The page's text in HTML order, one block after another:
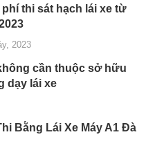
thi sát hạch lái xe từ
2023
cần thuộc sở hữu
dạy lái xe
Bằng Lái Xe Máy A1 Đà